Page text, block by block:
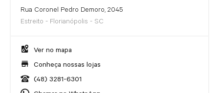
Rua Coronel Pedro Demoro, 2045
Estreito - Florianópolis - SC
Ver no mapa
Conheça nossas lojas
(48) 3281-6301